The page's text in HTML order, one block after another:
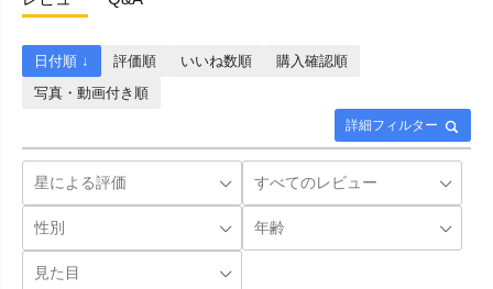
詳細フィルター
日付順 ↓ 評価順 いいね数順
購入確認順
写真・動画付き順